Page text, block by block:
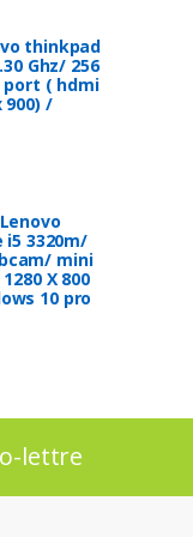
thinkpad
Ghz/ 256
port ( hdmi
900) /
3320m/
mini
X 800
10 pro
lettre